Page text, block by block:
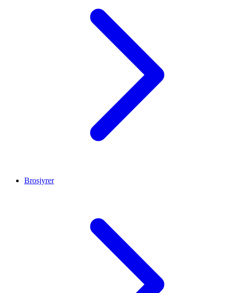
Brosjyrer